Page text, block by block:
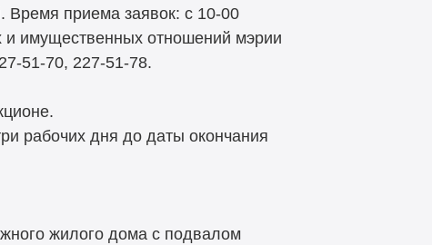
Время приема заявок: с 10-00
и имущественных отношений мэрии
51-70, 227-51-78.
рабочих дня до даты окончания
жилого дома с подвалом